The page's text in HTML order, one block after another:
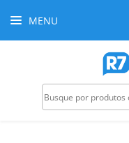
MENU